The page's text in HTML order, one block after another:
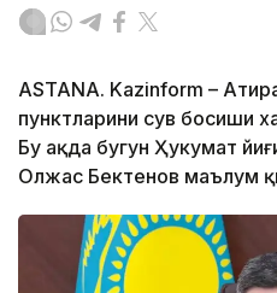
ASTANA. Kazinform –
пунктларини сув босиши
Бу ҳақда бугун Ҳукумат
Олжас Бектенов маълум